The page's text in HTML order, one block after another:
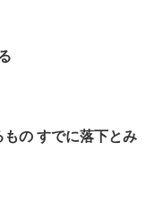
の すでに落下とみ